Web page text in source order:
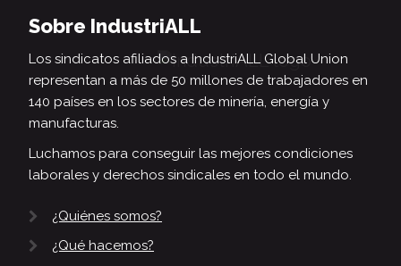
Sobre IndustriALL
Los sindicatos afiliados a IndustriALL Global Union
representan a más de 50 millones de trabajadores en
140 países en los sectores de minería, energía y
manufacturas.
Luchamos para conseguir las mejores condiciones
laborales y derechos sindicales en todo el mundo.
¿Quiénes somos?
¿Qué hacemos?